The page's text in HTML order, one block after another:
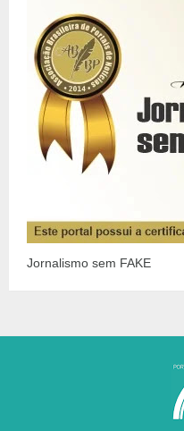
Jornalismo sem FAKE